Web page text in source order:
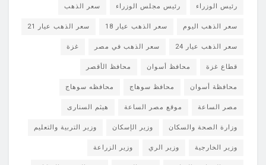
رئيس الوزراء رئيس مجلس الوزراء سعر الذهب
سعر الذهب اليوم سعر الذهب عيار 18 سعر الذهب عيار 21
سعر الذهب عيار 24 سعر الذهب في مصر غزة
قطاع غزة محافظ أسوان محافظ الأقصر
محافظة أسوان محافظ سوهاج محافظه سوهاج
مصر الساعة موقع مصر الساعة هيثم السنارى
وزارة الصحة والسكان وزير الإسكان وزير التربية والتعليم
وزير الخارجية وزير الري وزير الزراعة